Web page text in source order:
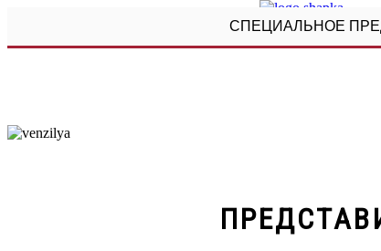
СПЕЦИАЛЬНОЕ